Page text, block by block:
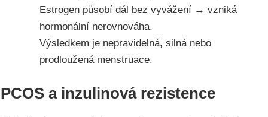
Estrogen působí dál bez vyvážení → vzniká
hormonální nerovnováha.
Výsledkem je nepravidelná, silná nebo
prodloužená menstruace.
PCOS a inzulinová rezistence